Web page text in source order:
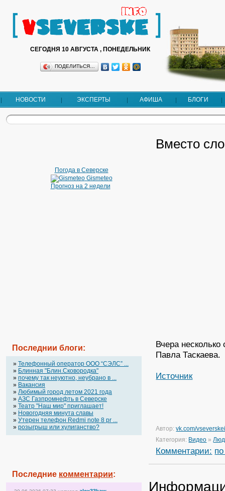
СЕГОДНЯ 10 АВГУСТА , ПОНЕДЕЛЬНИК
ПОДЕЛИТЬСЯ…
НОВОСТИ ЭКСПЕРТЫ АФИША БЛОГИ
Погода в Северске
Gismeteo
Прогноз на 2 недели
Последнии блоги:
» Телефонный оператор OOO “СЭЛС” ...
» Блинная "Блин.Сковородка"
» почему так неуютно, неубрано в ...
» Вакансия
» Любимый город летом 2021 года
» АЗС Газпромнефть в Северске
» Театр "Наш мир" приглашает!
» Новогодняя минута славы
» Утерен телефон Redmi note 8 pr ...
» розыгрыш или хулиганство?
Последние комментарии:
Вместо
Вчера
Павла Таскаева.
Источник
Автор:vk.com/
Категория: Видео »
Комментарии: